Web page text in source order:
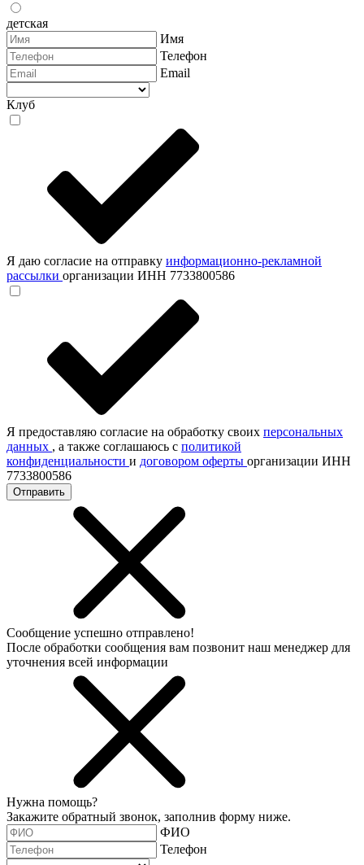
детская
Имя
Телефон
Email
Клуб
Я даю согласие на отправку информационно-рекламной
рассылки организации ИНН 7733800586
Я предоставляю согласие на обработку своих персональных
данных , а также соглашаюсь с политикой
конфиденциальности и договором оферты организации ИНН
7733800586
Отправить
Сообщение успешно отправлено!
После обработки сообщения вам позвонит наш менеджер для
уточнения всей информации
Нужна помощь?
Закажите обратный звонок, заполнив форму ниже.
ФИО
Телефон